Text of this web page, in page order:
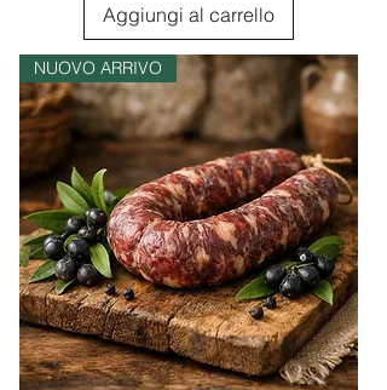
Aggiungi al carrello
NUOVO ARRIVO